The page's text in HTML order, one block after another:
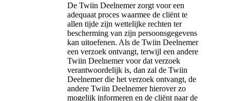
De Twiin Deelnemer zorgt voor een
adequaat proces waarmee de cliënt te
allen tijde zijn wettelijke rechten ter
bescherming van zijn persoonsgegevens
kan uitoefenen. Als de Twiin Deelnemer
een verzoek ontvangt, terwijl een andere
Twiin Deelnemer voor dat verzoek
verantwoordelijk is, dan zal de Twiin
Deelnemer die het verzoek ontvangt, de
andere Twiin Deelnemer hierover zo
mogelijk informeren en de cliënt naar de